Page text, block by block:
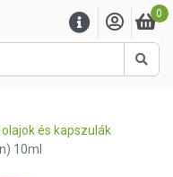
0
olajok és kapszulák
10ml